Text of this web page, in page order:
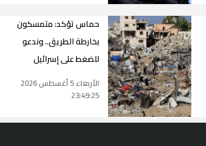
حماس تؤكد: متمسكون
بخارطة الطريق.. وندعو
للضغط على إسرائيل
الأربعاء 5 أغسطس 2026
23:49:25